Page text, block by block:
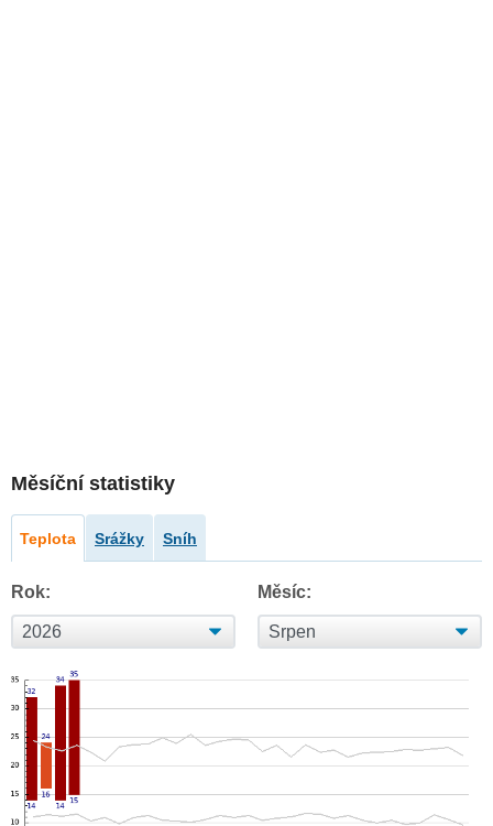
Měsíční statistiky
Teplota Srážky Sníh
Rok: Měsíc: